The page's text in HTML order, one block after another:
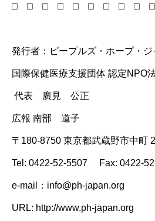
□ □ □ □ □ □ □ □ □
発行者：ピープルズ・ホープ・ジ
国際保健医療支援団体 認定NPO
代表 廣見 公正
広報 南部 道子
〒180-8750 東京都武蔵野市中町
Tel: 0422-52-5507 Fax: 0422-
e-mail：info@ph-japan.org
URL: http://www.ph-japan.org